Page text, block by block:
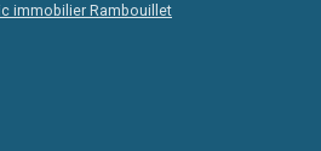
immobilier Rambouillet